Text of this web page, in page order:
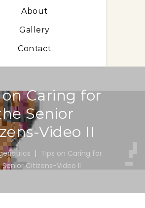
About
Gallery
Contact
Caring for
Senior
Video II
Tips on Caring for
Citizens-Video II